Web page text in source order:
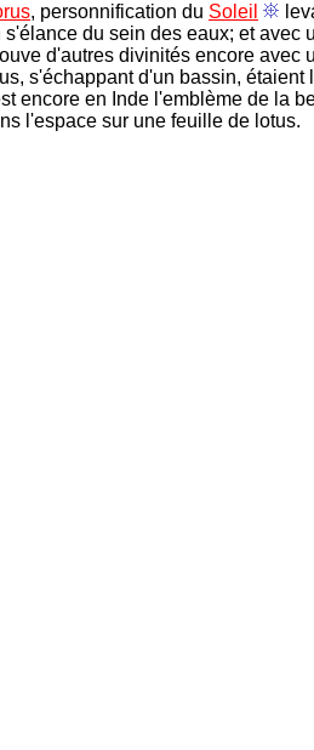
, personnification du Soleil
du sein des eaux; et avec
d'autres divinités encore avec
s'échappant d'un bassin, étaient
encore en Inde l'emblème de la
l'espace sur une feuille de lotus.